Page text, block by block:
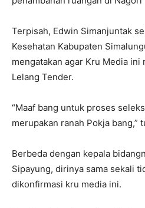
Terpisah, Edwin Simanjuntak
Kesehatan Kabupaten
mengatakan agar Kru Media
Lelang Tender.
“Maaf bang untuk proses
merupakan ranah Pokja bang,”
Berbeda dengan kepala
Sipayung, dirinya sama sekali
dikonfirmasi kru media ini.